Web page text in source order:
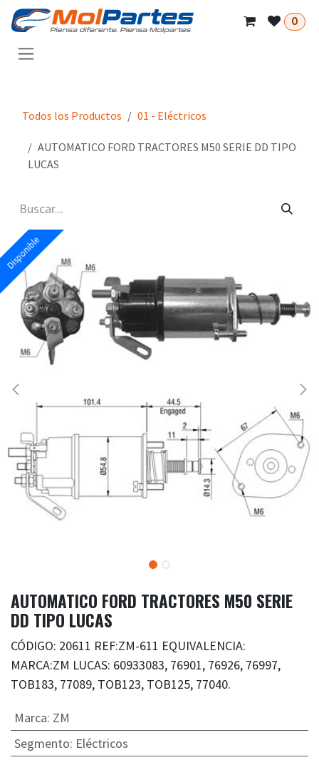
Ir al contenido
0
Todos los Productos 01 - Eléctricos
AUTOMATICO FORD TRACTORES M50 SERIE DD TIPO
LUCAS
Disponible
Disponible
AUTOMATICO FORD TRACTORES M50 SERIE
DD TIPO LUCAS
CÓDIGO: 20611 REF:ZM-611 EQUIVALENCIA:
MARCA:ZM LUCAS: 60933083, 76901, 76926, 76997,
TOB183, 77089, TOB123, TOB125, 77040.
Marca: ZM
Segmento: Eléctricos